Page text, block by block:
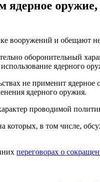
вооружений и обещают
оборонительный
ядерного
не применит
ядерного оружия.
проводимой
в том числе,
переговорах о